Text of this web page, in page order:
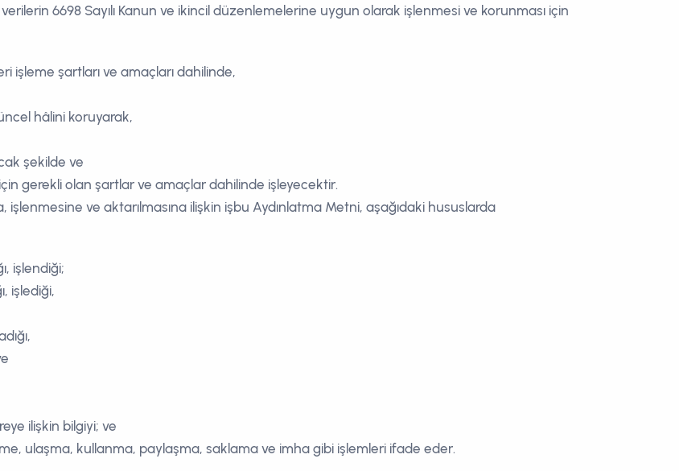
6698 Sayılı Kanun ve ikincil düzenlemelerine uygun olarak işlenmesi ve korunması için
işleme şartları ve amaçları dahilinde,
hâlini koruyarak,
şekilde ve
gerekli olan şartlar ve amaçlar dahilinde işleyecektir.
ve aktarılmasına ilişkin işbu Aydınlatma Metni, aşağıdaki hususlarda
işlendiği;
işlediği,
ilişkin bilgiyi; ve
ulaşma, kullanma, paylaşma, saklama ve imha gibi işlemleri ifade eder.